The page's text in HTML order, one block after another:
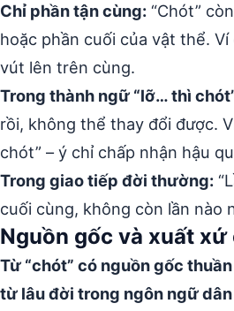
Chỉ phần tận cùng: “Chót”
hoặc phần cuối của vật thể. Ví
vút lên trên cùng.
Trong thành ngữ “lỡ… thì
rồi, không thể thay đổi được.
chót” – ý chỉ chấp nhận hậu
Trong giao tiếp đời thường:
cuối cùng, không còn lần nào
Nguồn gốc và xuất xứ
Từ “chót” có nguồn gốc
từ lâu đời trong ngôn ngữ